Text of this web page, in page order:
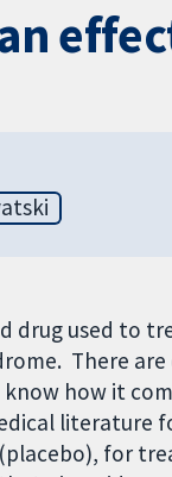
drug used to
There
how it
literature
for